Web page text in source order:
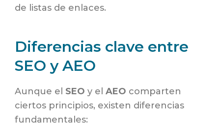
de listas de enlaces.
Diferencias clave entre
SEO y AEO
Aunque el SEO y el AEO comparten
ciertos principios, existen diferencias
fundamentales: